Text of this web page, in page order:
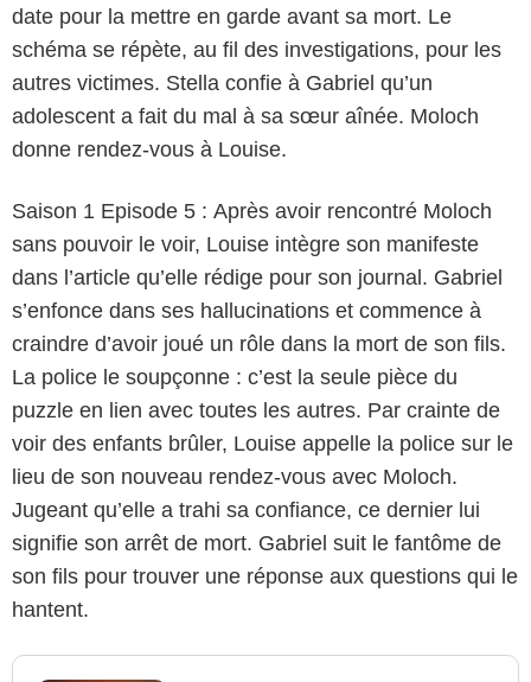
date pour la mettre en garde avant sa mort. Le
schéma se répète, au fil des investigations, pour les
autres victimes. Stella confie à Gabriel qu’un
adolescent a fait du mal à sa sœur aînée. Moloch
donne rendez-vous à Louise.
Saison 1 Episode 5 : Après avoir rencontré Moloch
sans pouvoir le voir, Louise intègre son manifeste
dans l’article qu’elle rédige pour son journal. Gabriel
s’enfonce dans ses hallucinations et commence à
craindre d’avoir joué un rôle dans la mort de son fils.
La police le soupçonne : c’est la seule pièce du
puzzle en lien avec toutes les autres. Par crainte de
voir des enfants brûler, Louise appelle la police sur le
lieu de son nouveau rendez-vous avec Moloch.
Jugeant qu’elle a trahi sa confiance, ce dernier lui
signifie son arrêt de mort. Gabriel suit le fantôme de
son fils pour trouver une réponse aux questions qui le
hantent.